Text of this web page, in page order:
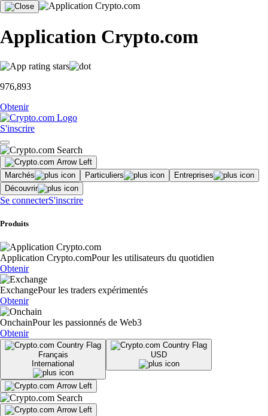
Application Crypto.com
976,893
Obtenir
S'inscrire
Marchés Particuliers
Entreprises
Découvrir
Se connecterS'inscrire
Produits
Application Crypto.comPour les utilisateurs du quotidien
Obtenir
ExchangePour les traders expérimentés
Obtenir
OnchainPour les passionnés de Web3
Obtenir
Français
International
USD